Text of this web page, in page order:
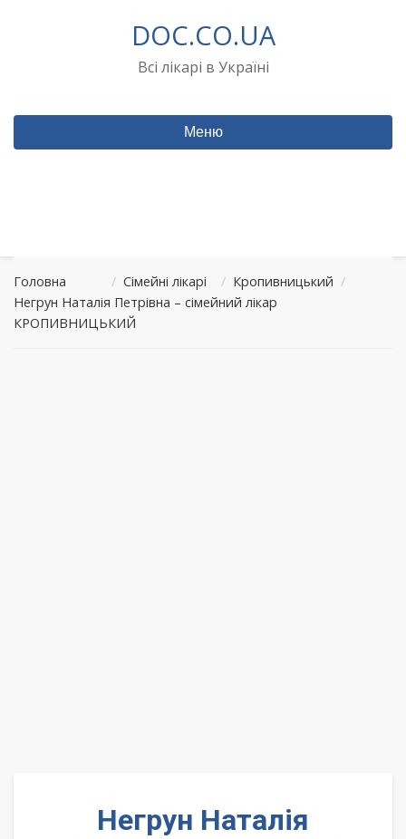
DOC.CO.UA
Всі лікарі в Україні
Меню
Головна / Сімейні лікарі / Кропивницький /
Негрун Наталія Петрівна – сімейний лікар
КРОПИВНИЦЬКИЙ
Негрун Наталія